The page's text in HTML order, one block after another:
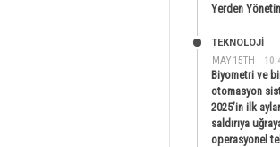
Yerden Yönetin
MAY 15TH
TEKNOLOJİ
Biyometri ve
otomasyon
2025’in ilk
saldırıya
operasyonel